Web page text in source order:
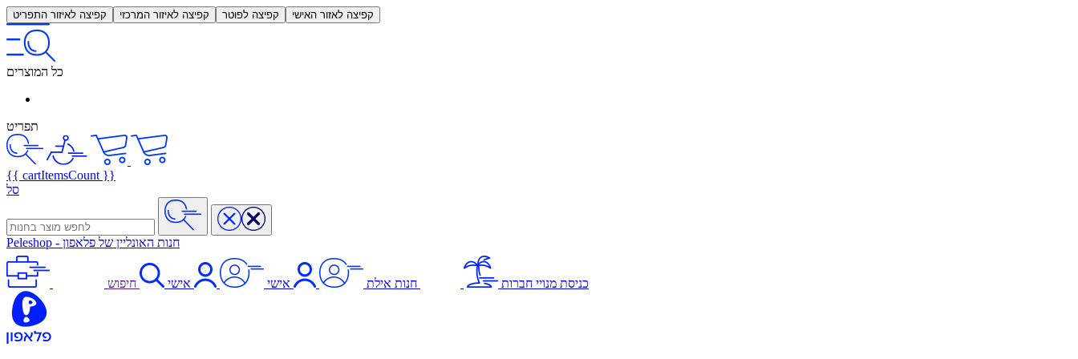
קפיצה לאיזור התפריט קפיצה לאיזור המרכזי קפיצה לפוטר קפיצה לאזור האישי
כל המוצרים
תפריט
{{ cartItemsCount }}
סל
Peleshop - חנות האונליין של פלאפון
כניסת מנויי חברות חנות אילת אישי אישי חיפוש